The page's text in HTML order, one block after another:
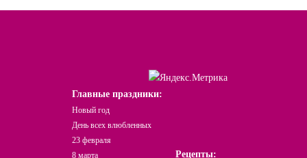
Главные праздники:
Новый год
День всех влюбленных
23 февраля
8 марта
Рецепты: